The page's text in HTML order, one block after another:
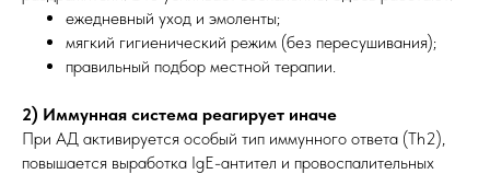
ежедневный уход и эмоленты;
мягкий гигиенический режим (без пересушивания);
правильный подбор местной терапии.
2) Иммунная система реагирует иначе
При АД активируется особый тип иммунного ответа (Th2),
повышается выработка IgE-антител и провоспалительных